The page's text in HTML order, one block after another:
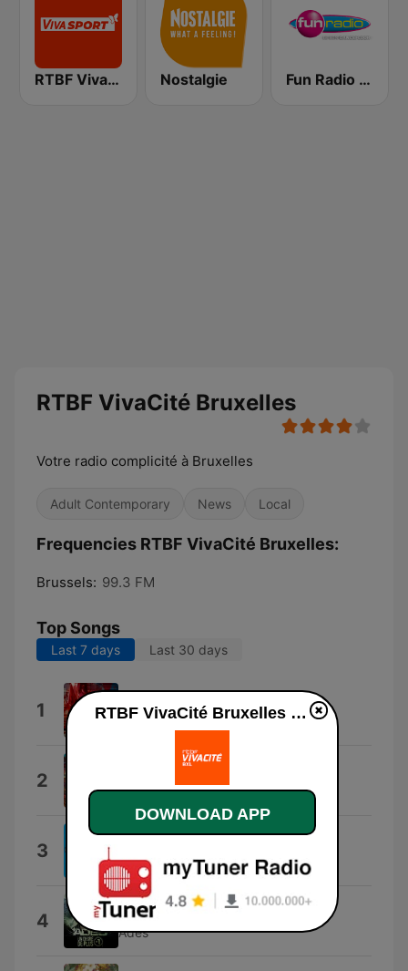
RTBF Viva Sport Nostalgie Fun Radio BELGIQUE
RTBF VivaCité Bruxelles
Votre radio complicité à Bruxelles
Adult Contemporary News Local
Frequencies RTBF VivaCité Bruxelles:
Brussels: 99.3 FM
Top Songs
Last 7 days Last 30 days
1 BalloonPlanet
2 Tame Impala
3 Loco
Gordo
4 Je pense à vous
Adès
RTBF VivaCité Bruxelles live
DOWNLOAD APP